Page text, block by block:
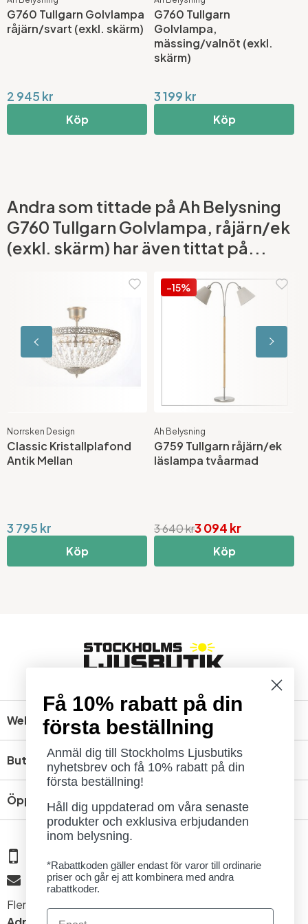
G760 Tullgarn Golvlampa
råjärn/svart (exkl. skärm)
2 945 kr
Köp
G760 Tullgarn
Golvlampa,
mässing/valnöt (exkl.
skärm)
3 199 kr
Köp
Andra som tittade på Ah Belysning
G760 Tullgarn Golvlampa, råjärn/ek
(exkl. skärm) har även tittat på...
Norrsken Design
Classic Kristallplafond
Antik Mellan
3 795 kr
Köp
-15%
Ah Belysning
G759 Tullgarn råjärn/ek
läslampa tvåarmad
3 094 kr
3 640 kr
Köp
Webbshop
Butik
Öppettider
info@ljusbutik.se
Fler kontaktuppgifter »
Få 10% rabatt på din
första beställning
Anmäl dig till Stockholms Ljusbutiks
nyhetsbrev och få 10% rabatt på din
första beställning!
Håll dig uppdaterad om våra senaste
produkter och exklusiva erbjudanden
inom belysning.
*Rabattkoden gäller endast för varor till ordinarie
priser och går ej att kombinera med andra
rabattkoder.
Email